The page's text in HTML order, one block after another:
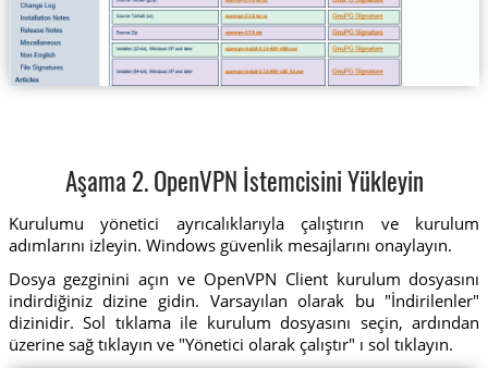
Aşama 2. OpenVPN İstemcisini Yükleyin
Kurulumu yönetici ayrıcalıklarıyla çalıştırın ve kurulum
adımlarını izleyin. Windows güvenlik mesajlarını onaylayın.
Dosya gezginini açın ve OpenVPN Client kurulum dosyasını
indirdiğiniz dizine gidin. Varsayılan olarak bu "İndirilenler"
dizinidir. Sol tıklama ile kurulum dosyasını seçin, ardından
üzerine sağ tıklayın ve "Yönetici olarak çalıştır" ı sol tıklayın.